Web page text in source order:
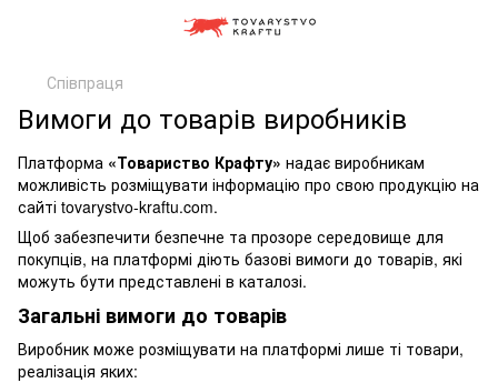
Співпраця
Вимоги до товарів виробників
Платформа «Товариство Крафту» надає виробникам
можливість розміщувати інформацію про свою продукцію на
сайті tovarystvo-kraftu.com.
Щоб забезпечити безпечне та прозоре середовище для
покупців, на платформі діють базові вимоги до товарів, які
можуть бути представлені в каталозі.
Загальні вимоги до товарів
Виробник може розміщувати на платформі лише ті товари,
реалізація яких: